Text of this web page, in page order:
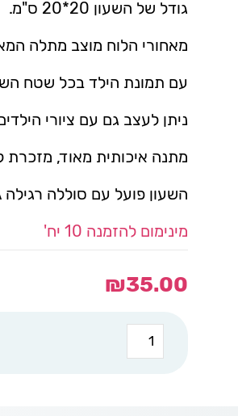
גודל של השעון 20*20 ס"מ.
מאחורי הלוח מוצב מתלה
עם תמונת הילד בכל שטח
ניתן לעצב גם עם ציורי
מתנה איכותית מאוד, מזכרת
השעון פועל עם סוללה רגילה AA. השעון נמכר ללא סוללה.
מינימום להזמנה 10 יח'
₪35.00
כמות
של
שעון